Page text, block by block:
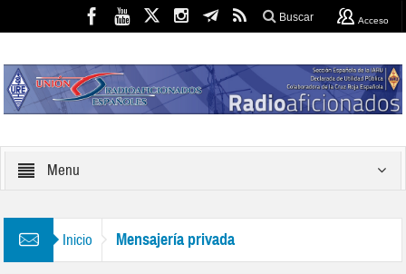
Buscar Acceso
Menu
Inicio Mensajería privada